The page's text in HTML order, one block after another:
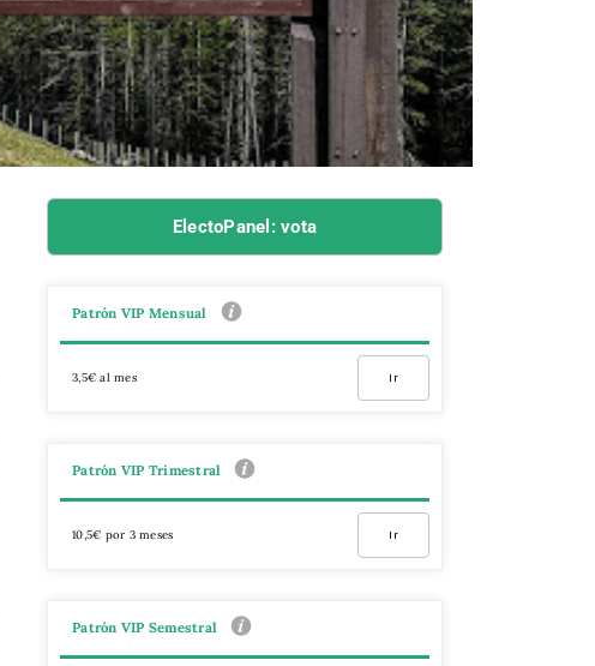
ElectoPanel: vota
Patrón VIP Mensual
3,5€ al mes Ir
Patrón VIP Trimestral
10,5€ por 3 meses Ir
Patrón VIP Semestral